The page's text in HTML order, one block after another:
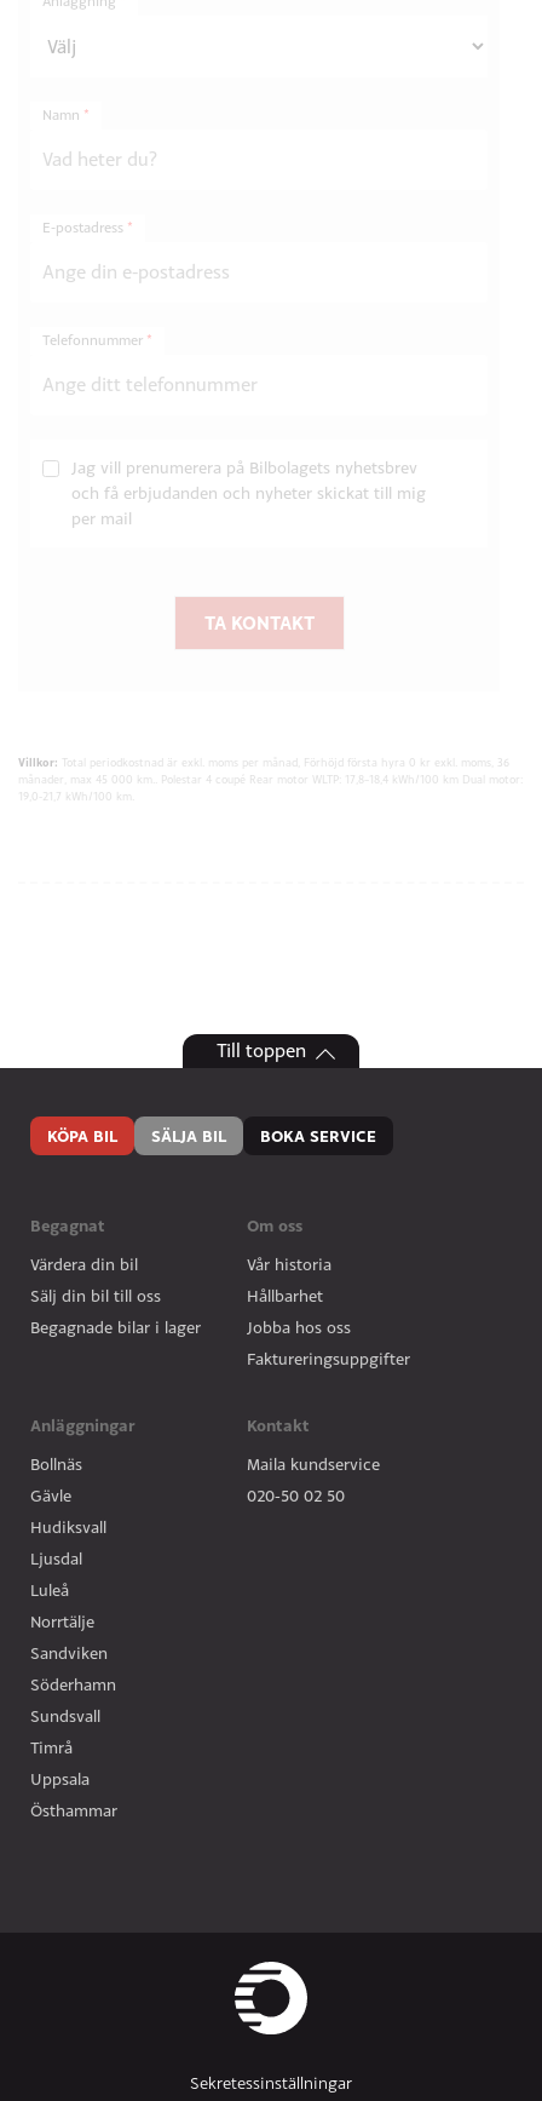
Namn *
E-postadress *
Telefonnummer *
Jag vill prenumerera på Bilbolagets nyhetsbrev
och få erbjudanden och nyheter skickat till mig
per mail
TA KONTAKT
Villkor: Total periodkostnad är exkl. moms per månad, Förhöjd första hyra 0 kr exkl. moms, 36
månader, max 45 000 km.. Polestar 4 coupé Rear motor WLTP: 17,8–18,4 kWh/100 km Dual motor:
19,0-21,7 kWh/100 km.
Till toppen
Begagnat
Värdera din bil
Sälj din bil till oss
Begagnade bilar i lager
Anläggningar
Bollnäs
Gävle
Hudiksvall
Ljusdal
Luleå
Norrtälje
Sandviken
Söderhamn
Sundsvall
Timrå
Uppsala
Östhammar
Om oss
Vår historia
Hållbarhet
Jobba hos oss
Faktureringsuppgifter
Kontakt
Maila kundservice
020-50 02 50
KÖPA BIL SÄLJA BIL BOKA SERVICE
Sekretessinställningar